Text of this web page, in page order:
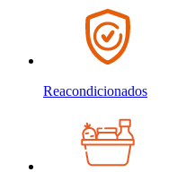
Reacondicionados